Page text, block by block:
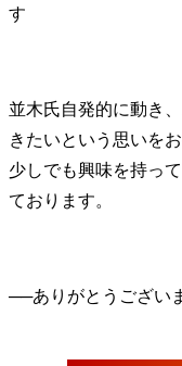
並木氏自発的に動き
きたいという思いを
少しでも興味を持っ
ております。
──